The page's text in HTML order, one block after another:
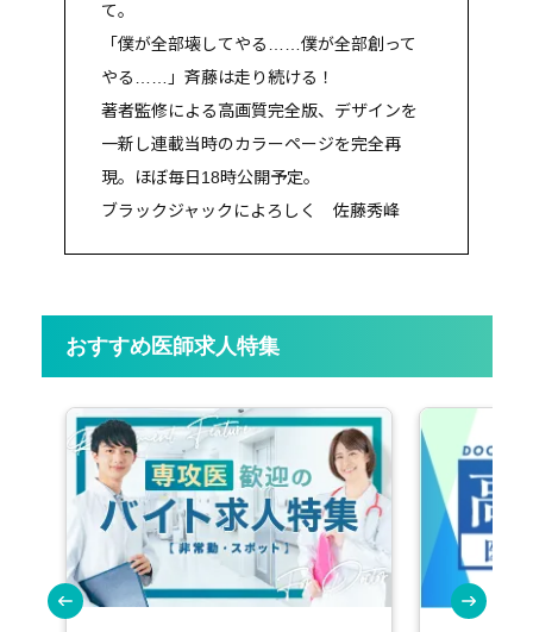
て。
「僕が全部壊してやる……僕が全部創って
やる……」斉藤は走り続ける！
著者監修による高画質完全版、デザインを
一新し連載当時のカラーページを完全再
現。ほぼ毎日18時公開予定。
ブラックジャックによろしく 佐藤秀峰